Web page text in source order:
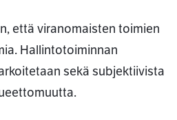
että viranomaisten toimien
Hallintotoiminnan
sekä subjektiivista